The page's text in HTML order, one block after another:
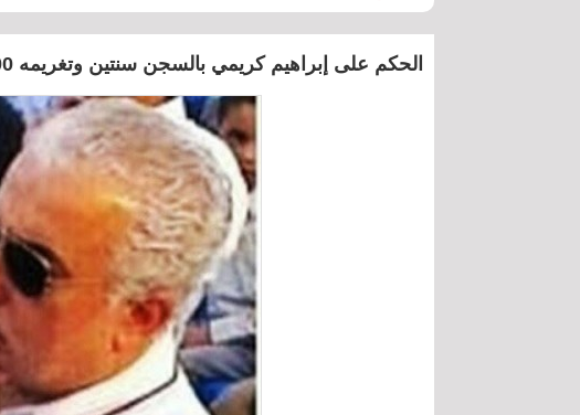
الحكم على إبراهيم كريمي بالسجن سنتين وتغريمه 2100 دينار